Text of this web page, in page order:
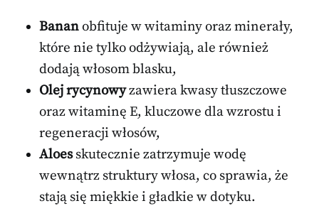
Bananobfituje w witaminy oraz minerały,
które nie tylko odżywiają, ale również
dodają włosom blasku,
Olej rycynowyzawiera kwasy tłuszczowe
oraz witaminę E, kluczowe dla wzrostu i
regeneracji włosów,
Aloesskutecznie zatrzymuje wodę
wewnątrz struktury włosa, co sprawia, że
stają się miękkie i gładkie w dotyku.